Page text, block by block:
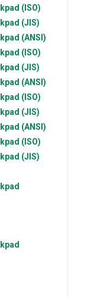
(ISO)
(JIS)
(ANSI)
(ISO)
(JIS)
(ANSI)
(ISO)
(JIS)
(ANSI)
(ISO)
(JIS)